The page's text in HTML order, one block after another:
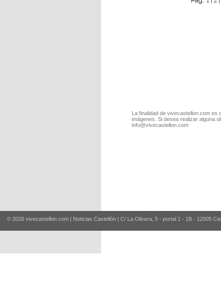
La finalidad de vivecastellon.com
imágenes. Si desea realizar alguna
info@vivecastellon.com
© 2026 vivecastellon.com | Noticias Castellón | C/ La Olivera, 5 - portal 1 - 1B - 12005